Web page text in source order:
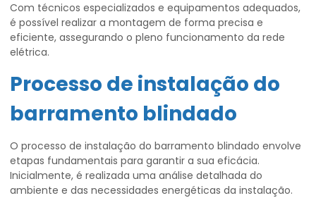
Com técnicos especializados e equipamentos adequados,
é possível realizar a montagem de forma precisa e
eficiente, assegurando o pleno funcionamento da rede
elétrica.
Processo de instalação do
barramento blindado
O processo de instalação do barramento blindado envolve
etapas fundamentais para garantir a sua eficácia.
Inicialmente, é realizada uma análise detalhada do
ambiente e das necessidades energéticas da instalação.